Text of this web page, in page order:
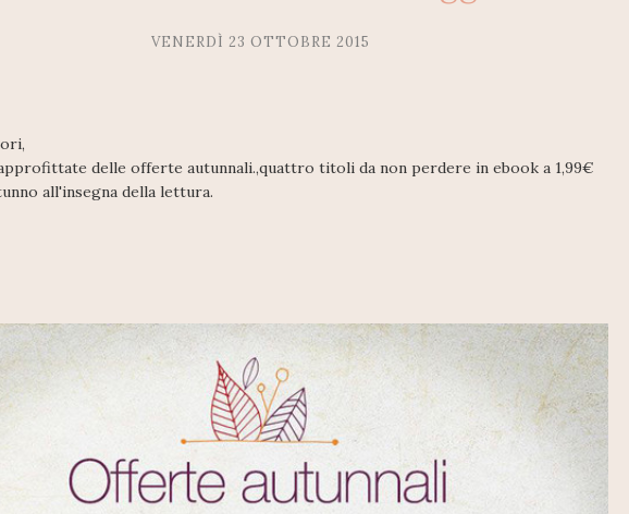
VENERDÌ 23 OTTOBRE 2015
delle offerte autunnali.,quattro titoli da non perdere in ebook a 1,99€
all'insegna della lettura.